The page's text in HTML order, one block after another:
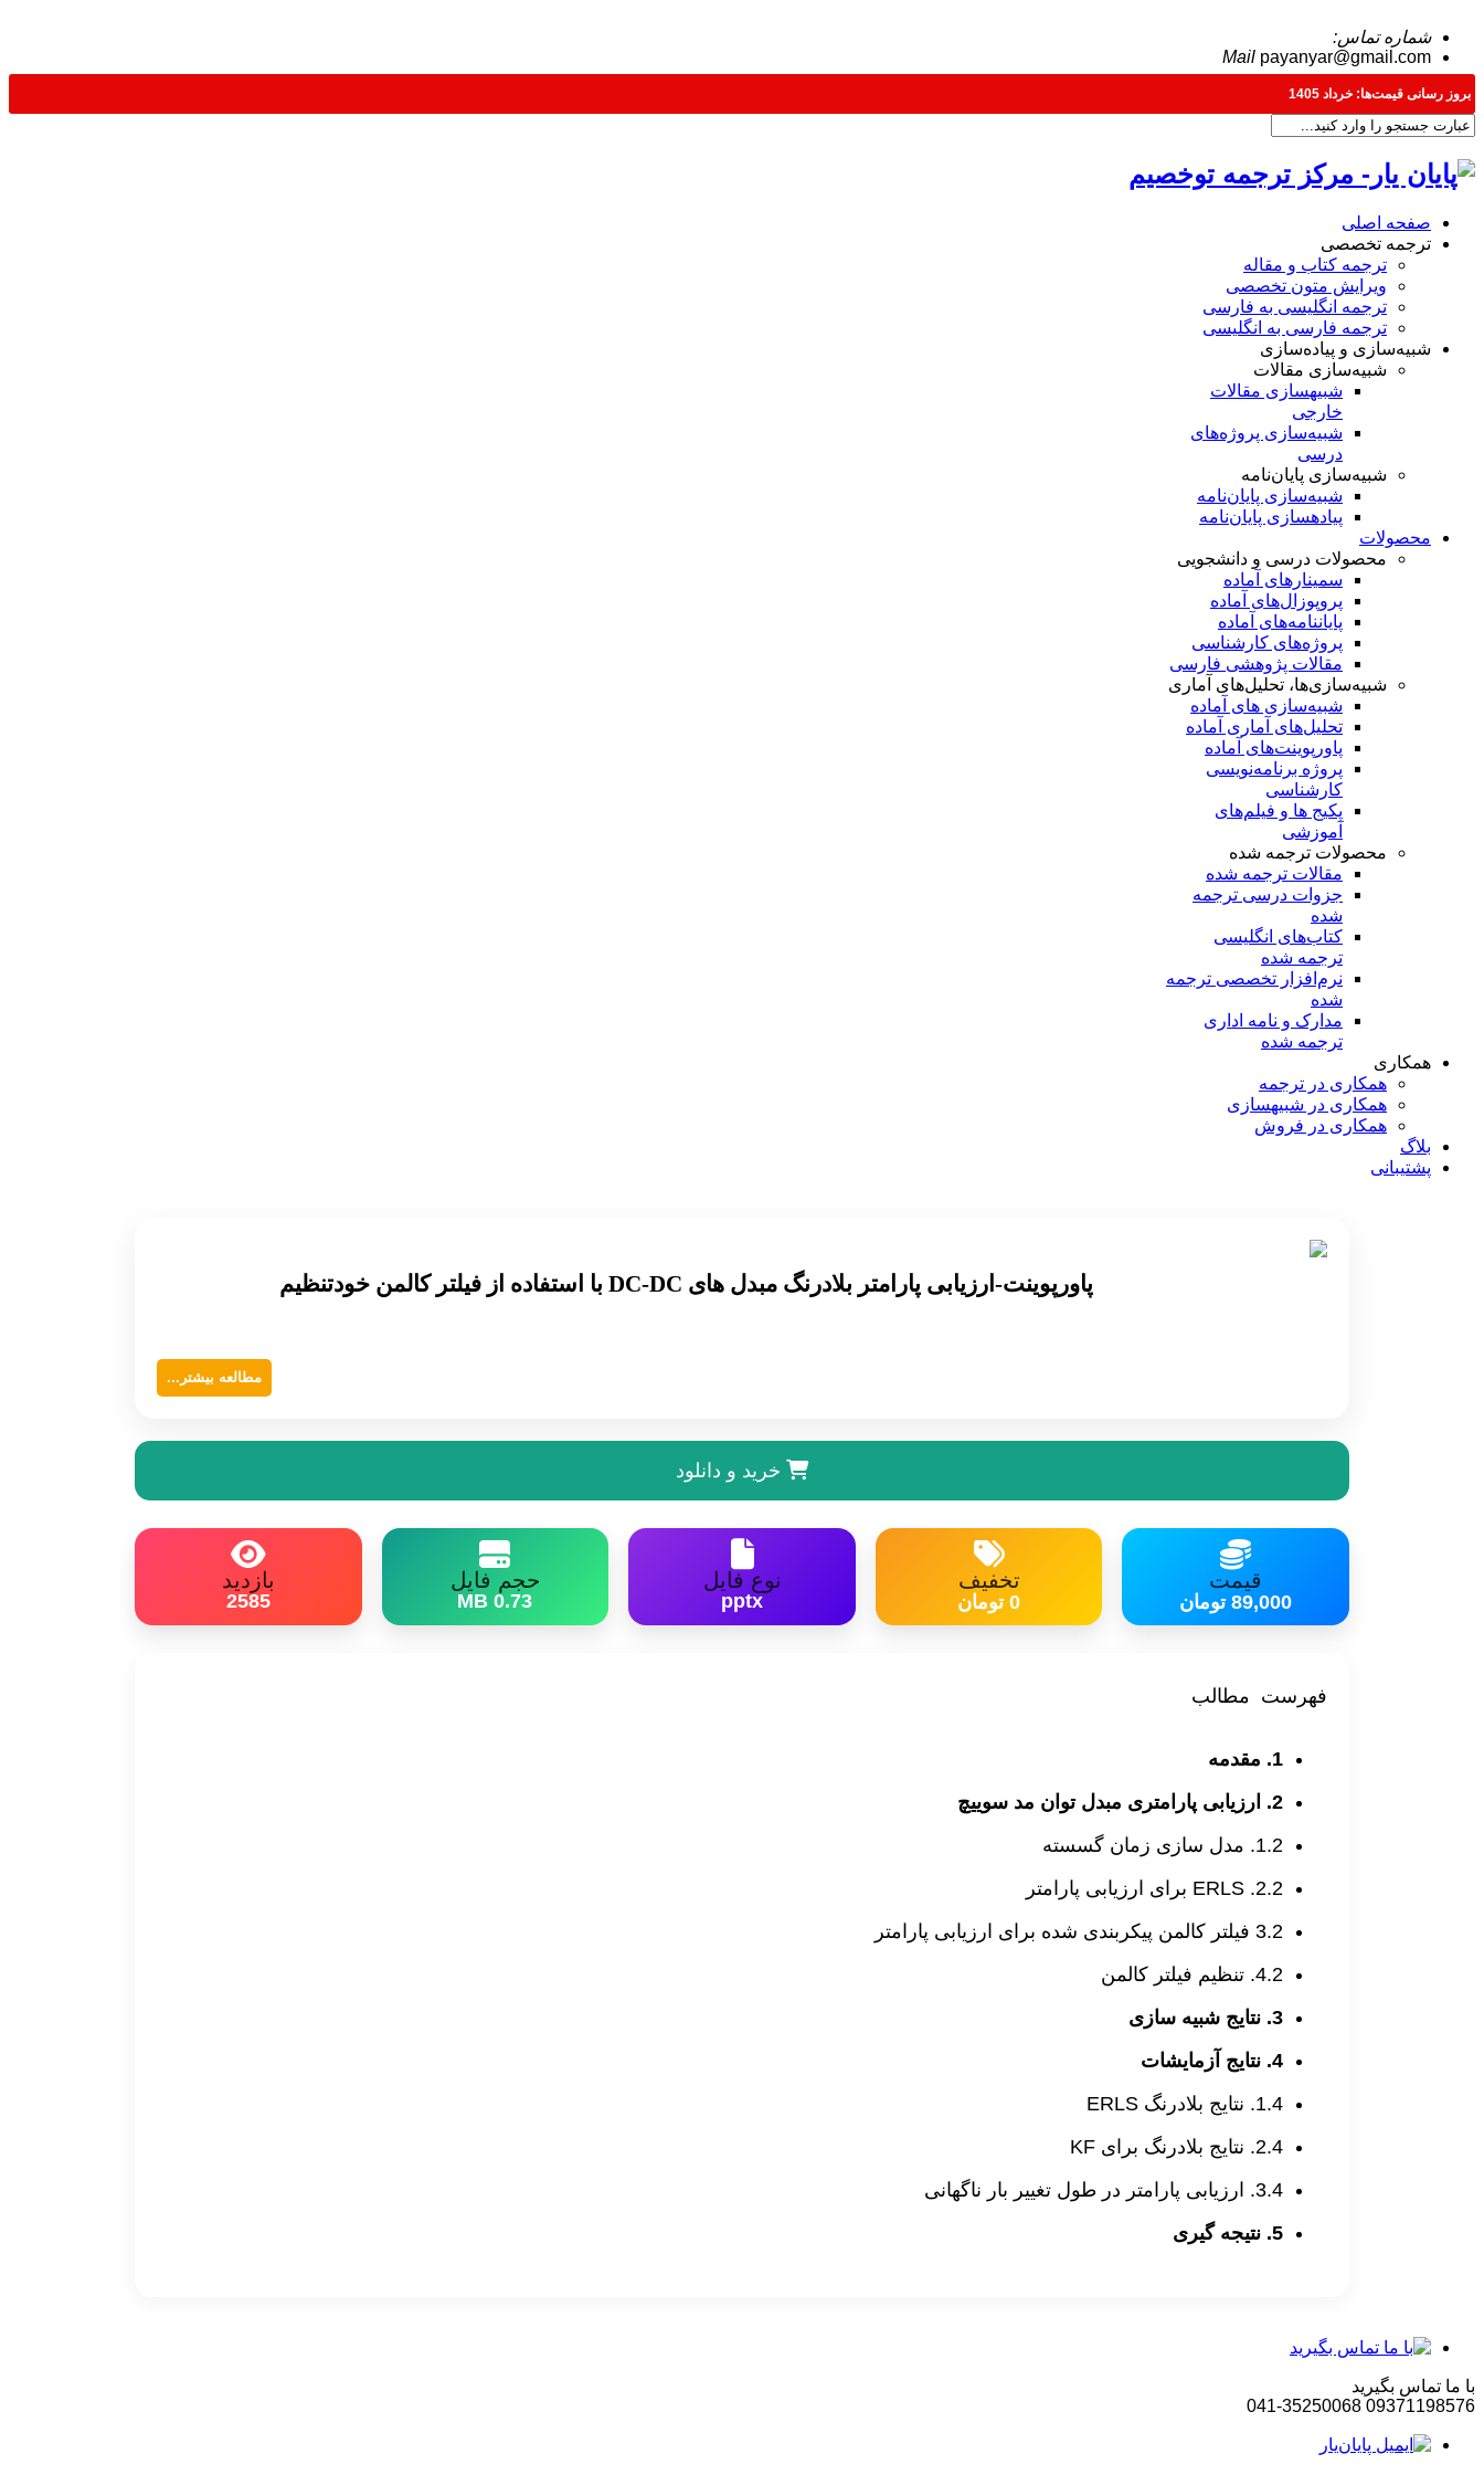
شماره تماس:
Mail payanyar@gmail.com
بروز رسانی قیمت‌ها: خرداد 1405
صفحه اصلی
ترجمه تخصصی
ترجمه کتاب و مقاله
ویرایش متون تخصصی
ترجمه انگلیسی به فارسی
ترجمه فارسی به انگلیسی
شبیه‌سازی و پیاده‌سازی
شبیه‌سازی مقالات
شبیه‎سازی مقالات
خارجی
شبیه‌سازی پروژه‌های
درسی
شبیه‌سازی پایان‌نامه
شبیه‌سازی پایان‌نامه
پیاده‎سازی پایان‌نامه
محصولات
محصولات درسی و دانشجویی
سمینارهای آماده
پروپوزال‌های آماده
پایان‎نامه‌های آماده
پروژه‌های کارشناسی
مقالات پژوهشی فارسی
شبیه‌سازی‌ها، تحلیل‌های آماری
شبیه‌سازی های آماده
تحلیل‌های آماری آماده
پاورپوینت‌های آماده
پروژه‌ برنامه‌نویسی
کارشناسی
پکیج ها و فیلم‌های
آموزشی
محصولات ترجمه شده
مقالات ترجمه شده
جزوات درسی ترجمه
شده
کتاب‌های انگلیسی
ترجمه شده
نرم‌افزار تخصصی ترجمه
شده
مدارک و نامه‌ اداری
ترجمه شده
همکاری
همکاری در ترجمه
همکاری در شبیه‎سازی
همکاری در فروش
بلاگ
پشتیبانی
پاورپوینت-ارزیابی پارامتر بلادرنگ مبدل های DC-DC با استفاده از فیلتر کالمن خودتنظیم
مطالعه بیشتر...
خرید و دانلود
قیمت
89,000 تومان
تخفیف
0 تومان
نوع فایل
pptx
حجم فایل
0.73 MB
بازدید
2585
فهرست مطالب
1. مقدمه
2. ارزیابی
پارامتری مبدل توان مد سوییچ
1.2. مدل سازی زمان گسسته
2.2. ERLS برای ارزیابی پارامتر
3.2 فیلتر کالمن پیکربندی شده برای ارزیابی پارامتر
4.2. تنظیم فیلتر کالمن
3. نتایج شبیه سازی
4. نتایج آزمایشات
1.4. نتایج بلادرنگ ERLS
2.4. نتایج بلادرنگ برای KF
3.4. ارزیابی پارامتر در طول تغییر بار ناگهانی
5. نتیجه گیری
با ما تماس بگیرید
09371198576
041-35250068